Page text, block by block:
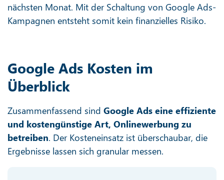
nächsten Monat. Mit der Schaltung von Google Ads-
Kampagnen entsteht somit kein finanzielles Risiko.
Google Ads Kosten im
Überblick
Zusammenfassend sind Google Ads eine effiziente
und kostengünstige Art, Onlinewerbung zu
betreiben. Der Kosteneinsatz ist überschaubar, die
Ergebnisse lassen sich granular messen.